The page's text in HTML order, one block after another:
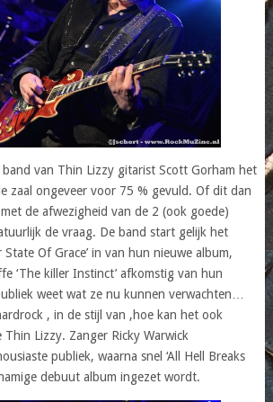
van Thin Lizzy gitarist Scott Gorham het
zaal ongeveer voor 75 % gevuld. Of dit dan
de afwezigheid van de 2 (ook goede)
de vraag. De band start gelijk het
State Of Grace’ in van hun nieuwe album,
‘The killer Instinct’ afkomstig van hun
weet wat ze nu kunnen verwachten…
, in de stijl van ,hoe kan het ook
Lizzy. Zanger Ricky Warwick
publiek, waarna snel ‘All Hell Breaks
debuut album ingezet wordt.